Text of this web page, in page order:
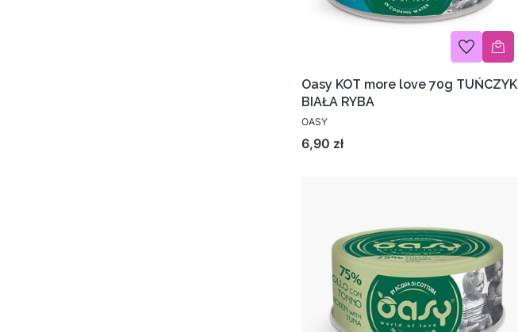
Oasy KOT more love 70g TUŃCZYK
BIAŁA RYBA
OASY
Cena
6,90 zł